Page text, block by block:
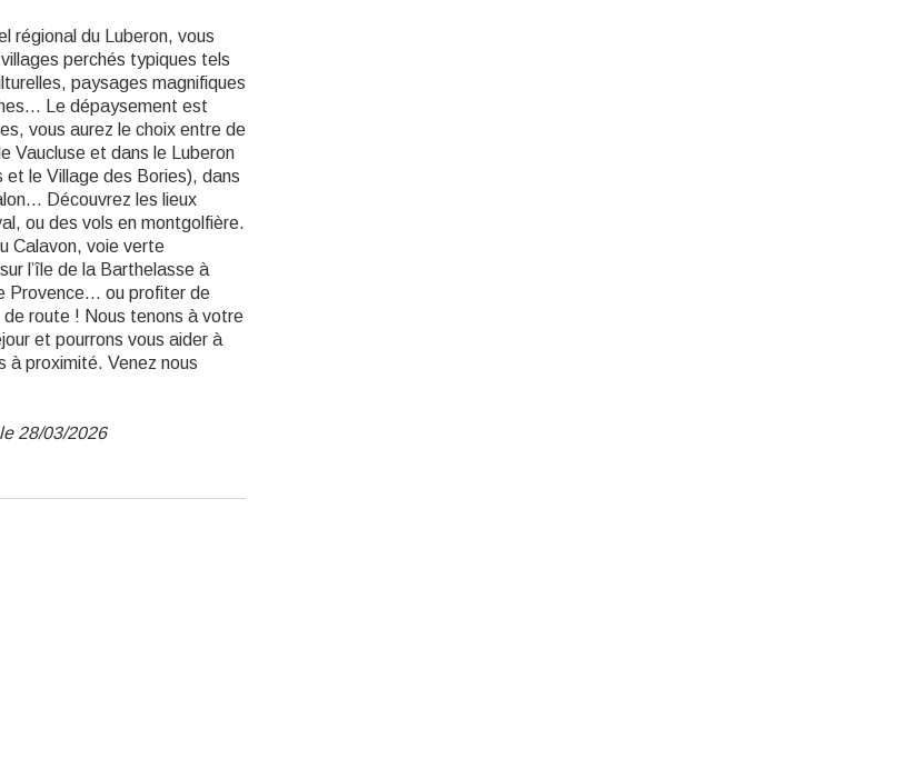
régional du Luberon, vous
perchés typiques tels
paysages magnifiques
Le dépaysement est
vous aurez le choix entre de
Vaucluse et dans le Luberon
le Village des Bories), dans
Découvrez les lieux
ou des vols en montgolfière.
Calavon, voie verte
l’île de la Barthelasse à
Provence… ou profiter de
route ! Nous tenons à votre
et pourrons vous aider à
à proximité. Venez nous
28/03/2026